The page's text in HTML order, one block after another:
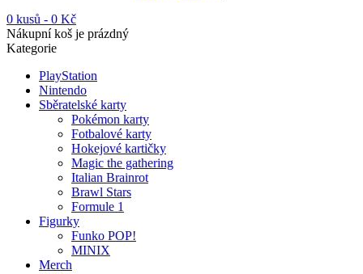
0 kusů - 0 Kč
Nákupní koš je prázdný
Kategorie
PlayStation
Nintendo
Sběratelské karty
Pokémon karty
Fotbalové karty
Hokejové kartičky
Magic the gathering
Italian Brainrot
Brawl Stars
Formule 1
Figurky
Funko POP!
MINIX
Merch